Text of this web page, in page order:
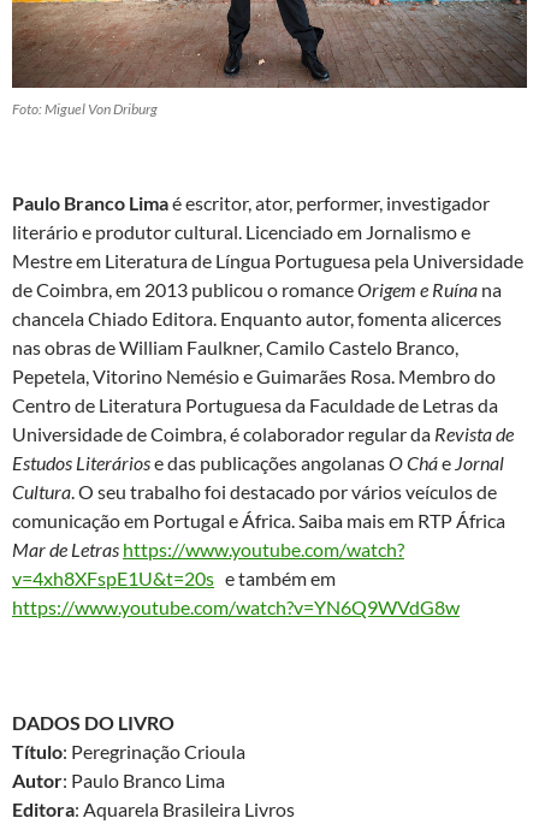
Foto: Miguel Von Driburg
Paulo Branco Limaé escritor, ator, performer, investigador
literário e produtor cultural. Licenciado em Jornalismo e
Mestre em Literatura de Língua Portuguesa pela Universidade
de Coimbra, em 2013 publicou o romanceOrigem e Ruína na
chancela Chiado Editora. Enquanto autor, fomenta alicerces
nas obras de William Faulkner, Camilo Castelo Branco,
Pepetela, Vitorino Nemésio e Guimarães Rosa. Membro do
Centro de Literatura Portuguesa da Faculdade de Letras da
Universidade de Coimbra, é colaborador regular da Revista de
Estudos Literáriose das publicações angolanasO Cháe Jornal
Cultura . O seu trabalho foi destacado por vários veículos de
comunicação em Portugal e África. Saiba mais em RTP África
Mar de Letras https://www.youtube.com/watch?
v=4xh8XFspE1U&t=20s e também em
https://www.youtube.com/watch?v=YN6Q9WVdG8w
DADOS DO LIVRO
Título: Peregrinação Crioula
Autor: Paulo Branco Lima
Editora: Aquarela Brasileira Livros